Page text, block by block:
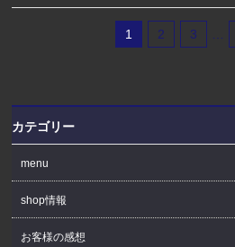
1 2 3
カテゴリー
menu
shop情報
お客様の感想